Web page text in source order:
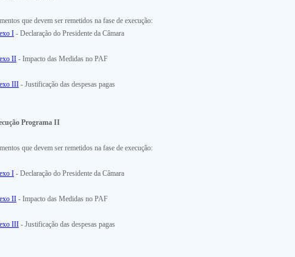
que devem ser remetidos na fase de execução:
I - Declaração do Presidente da Câmara
II - Impacto das Medidas no PAF
III - Justificação das despesas pagas
Programa II
que devem ser remetidos na fase de execução:
I - Declaração do Presidente da Câmara
II - Impacto das Medidas no PAF
III - Justificação das despesas pagas